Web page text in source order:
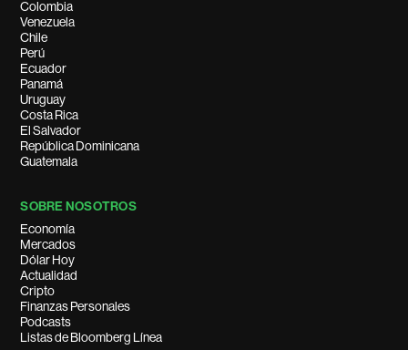
Colombia
Venezuela
Chile
Perú
Ecuador
Panamá
Uruguay
Costa Rica
El Salvador
República Dominicana
Guatemala
SOBRE NOSOTROS
Economía
Mercados
Dólar Hoy
Actualidad
Cripto
Finanzas Personales
Podcasts
Listas de Bloomberg Línea